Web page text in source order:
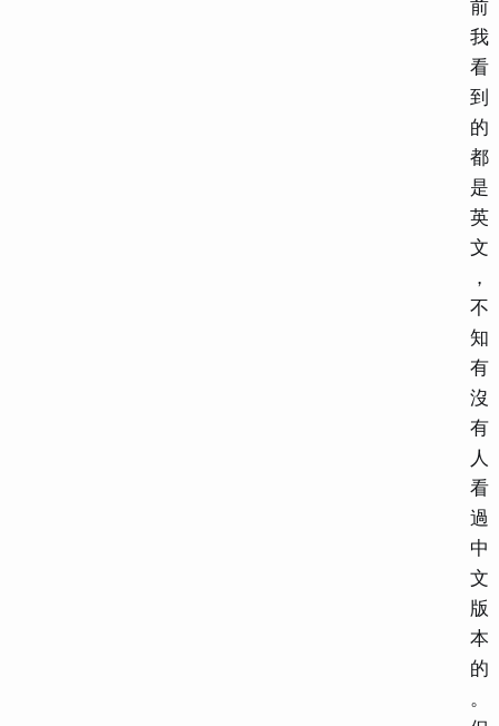
前
我
看
到
的
都
是
英
文
，
不
知
有
沒
有
人
看
過
中
文
版
本
的
。